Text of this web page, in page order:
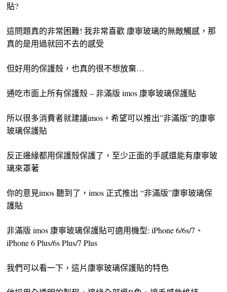
貼?
這問題真的非常困難! 我非常喜歡 康寧玻璃的無敵觸感，那
真的是用過就回不去的感受
但好用的保護殼，也真的很不想放棄…
通吃市面上所有保護殼 – 非滿版 imos 康寧玻璃保護貼
所以很多消費者就建議imos，希望可以推出”非滿版”的康寧
玻璃保護貼
反正邊緣都用保護殼保護了，至少正面的手感還能有康寧玻
璃來罩著
你的意見imos 聽到了，imos 正式推出 “非滿版”康寧玻璃保
護貼
非滿版 imos 康寧玻璃保護貼可適用機型: iPhone 6/6s/7、
iPhone 6 Plus/6s Plus/7 Plus
我們可以看一下，這片康寧玻璃保護貼的特色